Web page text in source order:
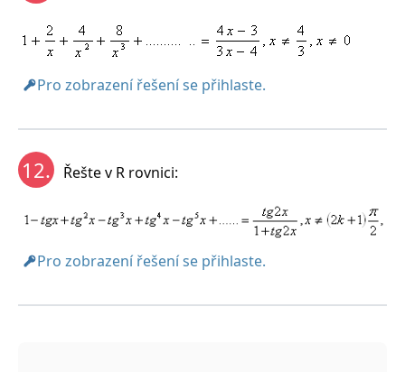
Pro zobrazení řešení se přihlaste.
12. Řešte v R rovnici:
Pro zobrazení řešení se přihlaste.